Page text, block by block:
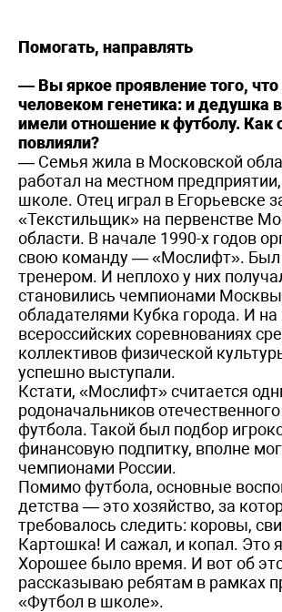
Помогать, направлять
— Вы яркое проявление того, что
человеком генетика: и дедушка
имели отношение к футболу. Как
повлияли?
— Семья жила в Московской
работал на местном
школе. Отец играл в Егорьевске
«Текстильщик» на первенстве
области. В начале 1990-х годов
свою команду — «Мослифт».
тренером. И неплохо у них
становились чемпионами
обладателями Кубка города. И
всероссийских соревнованиях
коллективов физической
успешно выступали.
Кстати, «Мослифт» считается
родоначальников
футбола. Такой был подбор
финансовую подпитку, вполне
чемпионами России.
Помимо футбола, основные
детства — это хозяйство, за
требовалось следить: коровы,
Картошка! И сажал, и копал. Это
Хорошее было время. И вот об
рассказываю ребятам в рамках
«Футбол в школе».